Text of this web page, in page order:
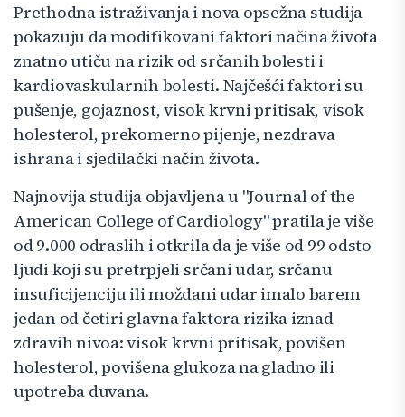
Prethodna istraživanja i nova opsežna studija
pokazuju da modifikovani faktori načina života
znatno utiču na rizik od srčanih bolesti i
kardiovaskularnih bolesti. Najčešći faktori su
pušenje, gojaznost, visok krvni pritisak, visok
holesterol, prekomerno pijenje, nezdrava
ishrana i sjedilački način života.
Najnovija studija objavljena u "Journal of the
American College of Cardiology" pratila je više
od 9.000 odraslih i otkrila da je više od 99 odsto
ljudi koji su pretrpjeli srčani udar, srčanu
insuficijenciju ili moždani udar imalo barem
jedan od četiri glavna faktora rizika iznad
zdravih nivoa: visok krvni pritisak, povišen
holesterol, povišena glukoza na gladno ili
upotreba duvana.